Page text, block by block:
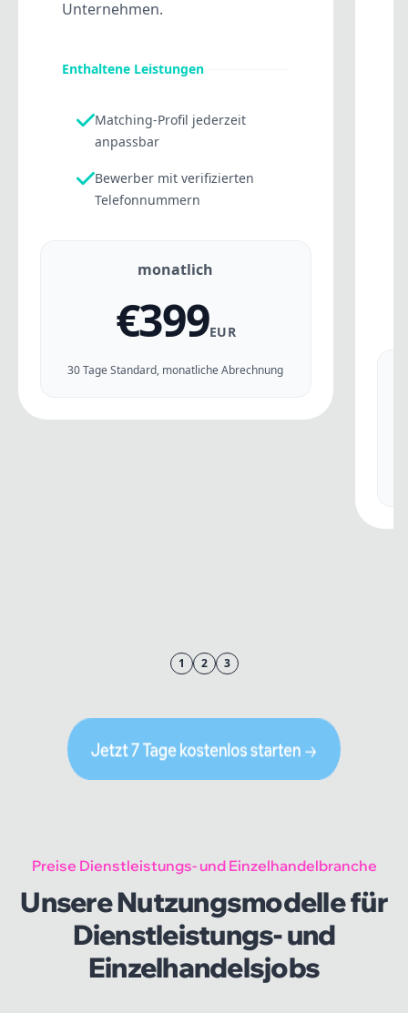
Unternehmen.
Enthaltene Leistungen
Matching-Profil jederzeit
anpassbar
Bewerber mit verifizierten
Telefonnummern
monatlich
€399EUR
30 Tage Standard, monatliche Abrechnung
1 2 3
Preise Dienstleistungs- und Einzelhandelbranche
Unsere Nutzungsmodelle für
Dienstleistungs- und
Einzelhandelsjobs